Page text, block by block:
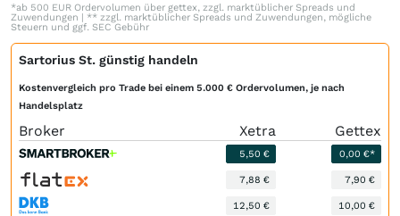
*ab 500 EUR Ordervolumen über gettex, zzgl. marktüblicher Spreads und
Zuwendungen | ** zzgl. marktüblicher Spreads und Zuwendungen, mögliche
Steuern und ggf. SEC Gebühr
Sartorius St. günstig handeln
Kostenvergleich pro Trade bei einem 5.000 € Ordervolumen, je nach
Handelsplatz
Broker Xetra Gettex
5,50 € 0,00 €*
7,88 € 7,90 €
12,50 € 10,00 €